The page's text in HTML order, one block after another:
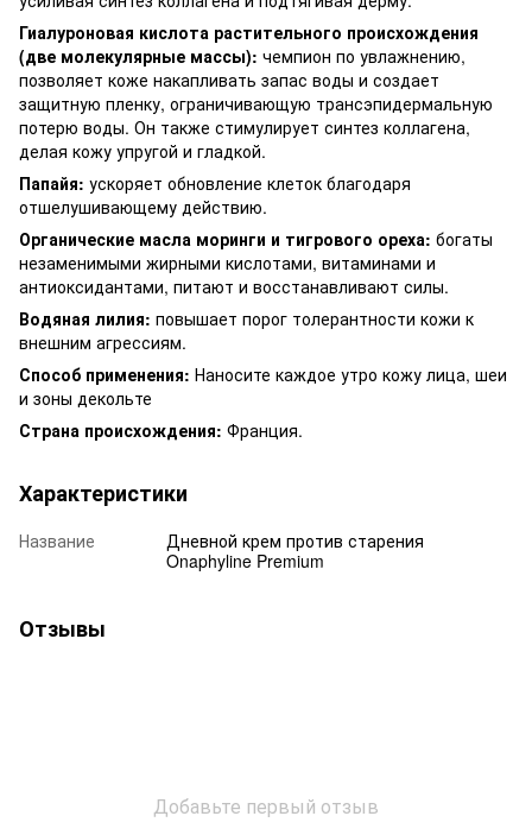
Гиалуроновая кислота растительного происхождения
(две молекулярные массы): чемпион по увлажнению,
позволяет коже накапливать запас воды и создает
защитную пленку, ограничивающую трансэпидермальную
потерю воды. Он также стимулирует синтез коллагена,
делая кожу упругой и гладкой.
Папайя: ускоряет обновление клеток благодаря
отшелушивающему действию.
Органические масла моринги и тигрового ореха: богаты
незаменимыми жирными кислотами, витаминами и
антиоксидантами, питают и восстанавливают силы.
Водяная лилия: повышает порог толерантности кожи к
внешним агрессиям.
Способ применения: Наносите каждое утро кожу лица, шеи
и зоны декольте
Страна происхождения: Франция.
Характеристики
Название
Дневной крем против старения
Onaphyline Premium
Отзывы
Добавьте первый отзыв